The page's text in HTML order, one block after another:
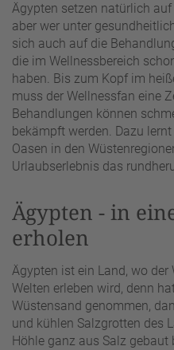
Ägypten setzen natürlich
aber wer unter
sich auch auf die
die im Wellnessbereich
haben. Bis zum Kopf im
muss der Wellnessfan eine
Behandlungen können
bekämpft werden. Dazu
Oasen in den
Urlaubserlebnis das
Ägypten - in
erholen
Ägypten ist ein Land, wo
Welten erleben wird, denn
Wüstensand genommen,
und kühlen Salzgrotten des
Höhle ganz aus Salz